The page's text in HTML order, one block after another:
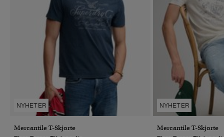
NYHETER
Mercantile T-Skjorte
NYHETER
Mercantile T-Skjorte